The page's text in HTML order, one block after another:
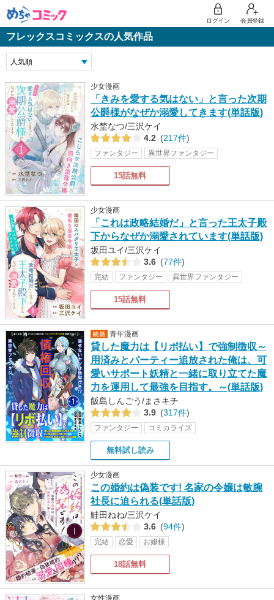
ログイン 会員登録
フレックスコミックスの人気作品
少女漫画
「きみを愛する気はない」と言った次期
公爵様がなぜか溺愛してきます(単話版)
水埜なつ/三沢ケイ
4.2 (217件)
ファンタジー 異世界ファンタジー
15話無料
少女漫画
「これは政略結婚だ」と言った王太子殿
下からなぜか溺愛されています(単話版)
坂田ユイ/三沢ケイ
3.6 (77件)
完結 ファンタジー 異世界ファンタジー
15話無料
青年漫画
貸した魔力は【リボ払い】で強制徴収～
用済みとパーティー追放された俺は、可
愛いサポート妖精と一緒に取り立てた魔
力を運用して最強を目指す。～(単話版)
飯島しんごう/まさキチ
3.9 (317件)
ファンタジー コミカライズ
無料試し読み
少女漫画
この婚約は偽装です! 名家の令嬢は敏腕
社長に迫られる(単話版)
鮭田ねね/三沢ケイ
3.6 (94件)
完結 恋愛 お嬢様
18話無料